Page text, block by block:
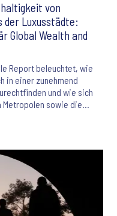
von
der Luxusstädte:
Global Wealth and
Report beleuchtet, wie
in einer zunehmend
und wie sich
sowie die